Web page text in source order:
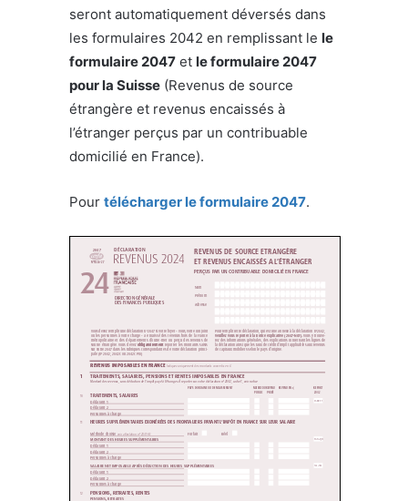
seront automatiquement déversés dans
les formulaires 2042 en remplissant le le
formulaire 2047 et le formulaire 2047
pour la Suisse (Revenus de source
étrangère et revenus encaissés à
l’étranger perçus par un contribuable
domicilié en France).
Pour télécharger le formulaire 2047.